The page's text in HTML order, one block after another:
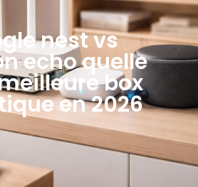
nest vs
echo quelle
box
en 2026